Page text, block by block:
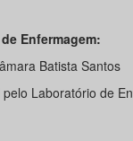
Enfermagem:
Batista Santos
Laboratório de